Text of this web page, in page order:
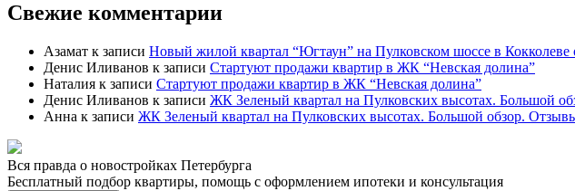
Свежие комментарии
Азамат к записи Новый жилой квартал “Югтаун” на Пулковском шоссе в Кокколеве
Денис Иливанов к записи Стартуют продажи квартир в ЖК “Невская долина”
Наталия к записи Стартуют продажи квартир в ЖК “Невская долина”
Денис Иливанов к записи ЖК Зеленый квартал на Пулковских высотах. Большой
Анна к записи ЖК Зеленый квартал на Пулковских высотах. Большой обзор.
Вся правда о новостройках Петербурга
Бесплатный подбор квартиры, помощь с оформлением ипотеки и консультация